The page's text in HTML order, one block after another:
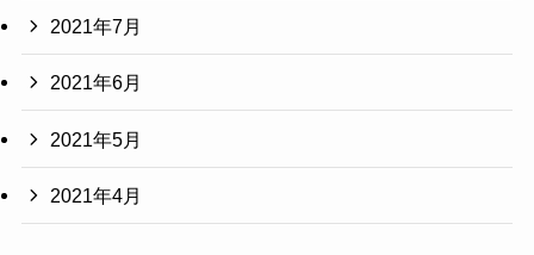
2021年7月
2021年6月
2021年5月
2021年4月